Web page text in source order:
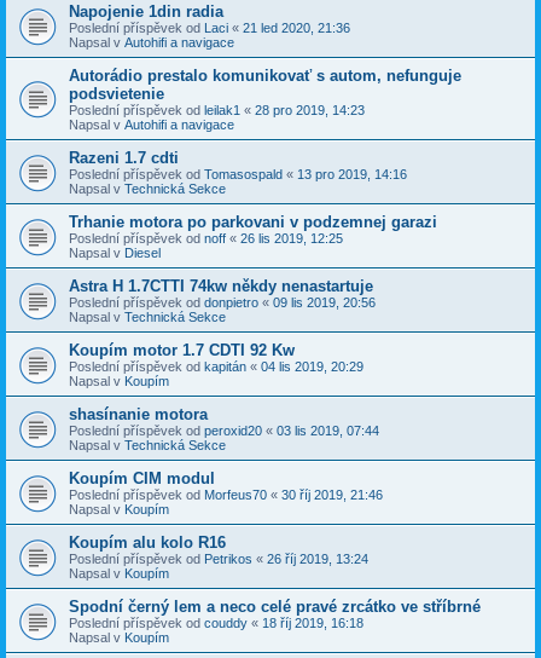
Napojenie 1din radia
Poslední příspěvek od Laci « 21 led 2020, 21:36
Napsal v Autohifi a navigace
Autorádio prestalo komunikovať s autom, nefunguje
podsvietenie
Poslední příspěvek od leilak1 « 28 pro 2019, 14:23
Napsal v Autohifi a navigace
Razeni 1.7 cdti
Poslední příspěvek od Tomasospald « 13 pro 2019, 14:16
Napsal v Technická Sekce
Trhanie motora po parkovani v podzemnej garazi
Poslední příspěvek od noff « 26 lis 2019, 12:25
Napsal v Diesel
Astra H 1.7CTTI 74kw někdy nenastartuje
Poslední příspěvek od donpietro « 09 lis 2019, 20:56
Napsal v Technická Sekce
Koupím motor 1.7 CDTI 92 Kw
Poslední příspěvek od kapitán « 04 lis 2019, 20:29
Napsal v Koupím
shasínanie motora
Poslední příspěvek od peroxid20 « 03 lis 2019, 07:44
Napsal v Technická Sekce
Koupím CIM modul
Poslední příspěvek od Morfeus70 « 30 říj 2019, 21:46
Napsal v Koupím
Koupím alu kolo R16
Poslední příspěvek od Petrikos « 26 říj 2019, 13:24
Napsal v Koupím
Spodní černý lem a neco celé pravé zrcátko ve stříbrné
Poslední příspěvek od couddy « 18 říj 2019, 16:18
Napsal v Koupím